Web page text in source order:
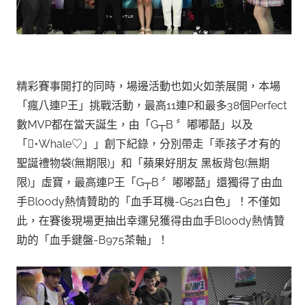
精彩賽事開打的同時，場邊活動也如火如荼展開，本場
「瘋八連P王」挑戰活動，最高11連P和最多38個Perfect
數MVP都在當天誕生，由「G┬B 〞嘟嘟嚭」以及
「•Whale♡」」創下紀錄，分別帶走「乖孩子才有的
聖誕禮物袋(無期限)」和「蘋果好朋友 黑板背包(無期
限)」虛寶，最高連P王「G┬B 〞嘟嘟嚭」還獨得了由血
手Bloody熱情贊助的「血手耳機-G521白色」！不僅如
此，在賽後現場更抽出幸運兒獲得由血手Bloody熱情贊
助的「血手鍵盤-B975茶軸」！